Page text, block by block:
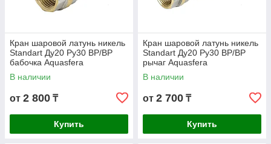
Кран шаровой латунь никель
Standart Ду20 Ру30 ВР/ВР
бабочка Aquasfera
В наличии
от 2 800 ₸
Купить
Кран шаровой латунь никель
Standart Ду20 Ру30 ВР/ВР
рычаг Aquasfera
В наличии
от 2 700 ₸
Купить